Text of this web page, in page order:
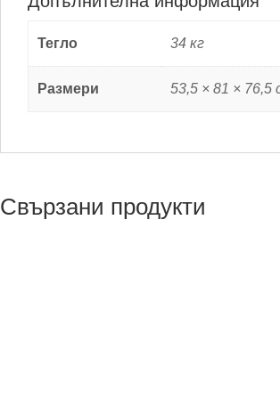
Тегло 34 кг
Размери 53,5 × 81 × 76,5
Свързани продукти